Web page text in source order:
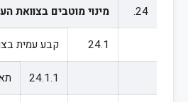
24. מינוי מוטבים בצוואת
24.1 קבע עמית
24.1.1